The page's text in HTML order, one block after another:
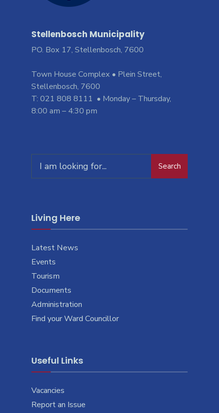
Stellenbosch Municipality
PO. Box 17, Stellenbosch, 7600
Town House Complex • Plein Street,
Stellenbosch, 7600
T: 021 808 8111 • Monday – Thursday,
8:00 am – 4:30 pm
for:
Search
Living Here
Latest News
Events
Tourism
Documents
Administration
Find your Ward Councillor
Useful Links
Vacancies
Report an Issue